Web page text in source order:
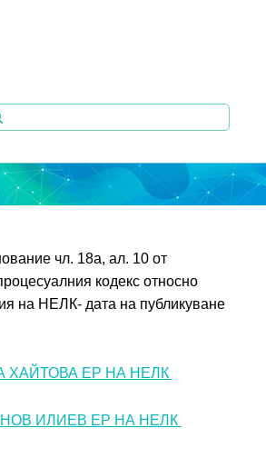
чл. 18а, ал. 10 от
кодекс относно
на НЕЛК- дата на публикуване
ХАЙТОВА ЕР НА НЕЛК
ИЛИЕВ ЕР НА НЕЛК